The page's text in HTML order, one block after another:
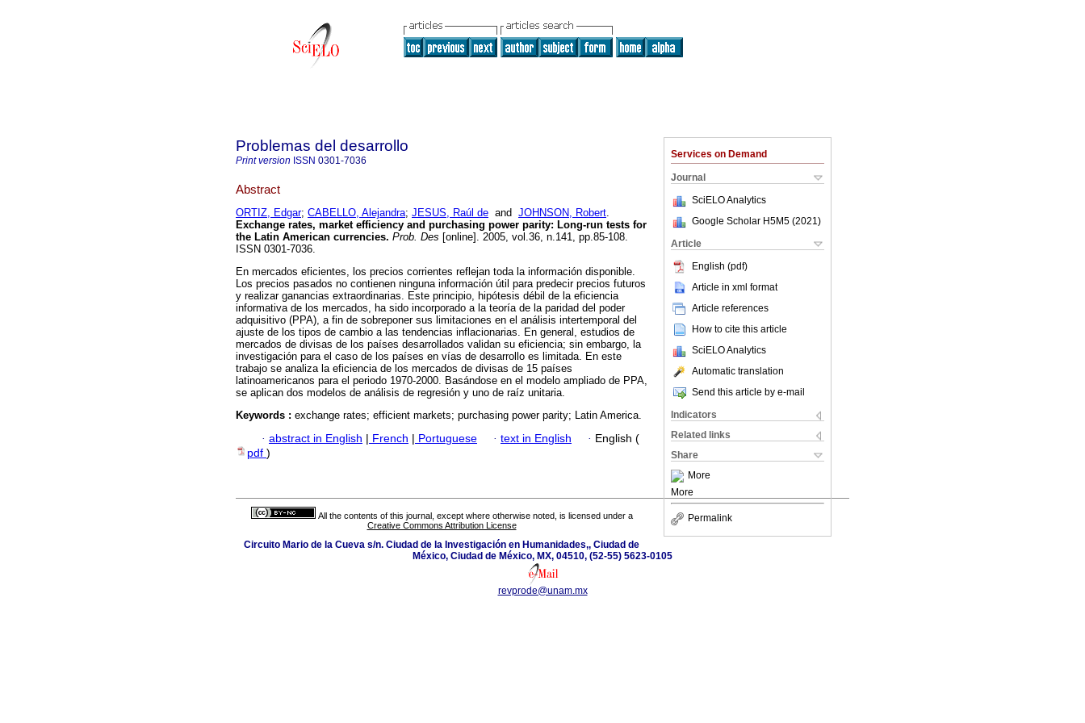
Services on Demand
Journal
SciELO Analytics
Google Scholar H5M5 (2021 )
Article
English (pdf)
Article in xml format
Article references
How to cite this article
SciELO Analytics
Automatic translation
Send this article by e-mail
Indicators
Related links
Share
More
More
Permalink
Problemas del desarrollo
Print version ISSN 0301-7036
Abstract
ORTIZ, Edgar; CABELLO, Alejandra; JESUS, Raúl de and JOHNSON, Robert.
Exchange rates, market efficiency and purchasing power parity: Long-run tests for
the Latin American currencies. Prob. Des [online]. 2005, vol.36, n.141, pp.85-108.
ISSN 0301-7036.
En mercados eficientes, los precios corrientes reflejan toda la información disponible.
Los precios pasados no contienen ninguna información útil para predecir precios futuros
y realizar ganancias extraordinarias. Este principio, hipótesis débil de la eficiencia
informativa de los mercados, ha sido incorporado a la teoría de la paridad del poder
adquisitivo (PPA), a fin de sobreponer sus limitaciones en el análisis intertemporal del
ajuste de los tipos de cambio a las tendencias inflacionarias. En general, estudios de
mercados de divisas de los países desarrollados validan su eficiencia; sin embargo, la
investigación para el caso de los países en vías de desarrollo es limitada. En este
trabajo se analiza la eficiencia de los mercados de divisas de 15 países
latinoamericanos para el periodo 1970-2000. Basándose en el modelo ampliado de PPA,
se aplican dos modelos de análisis de regresión y uno de raíz unitaria.
Keywords : exchange rates; efficient markets; purchasing power parity; Latin America.
· abstract in English | French | Portuguese · text in English · English (
pdf )
All the contents of this journal, except where otherwise noted, is licensed under a
Creative Commons Attribution License
Circuito Mario de la Cueva s/n. Ciudad de la Investigación en Humanidades,, Ciudad de
México, Ciudad de México, MX, 04510, (52-55) 5623-0105
revprode@unam.mx